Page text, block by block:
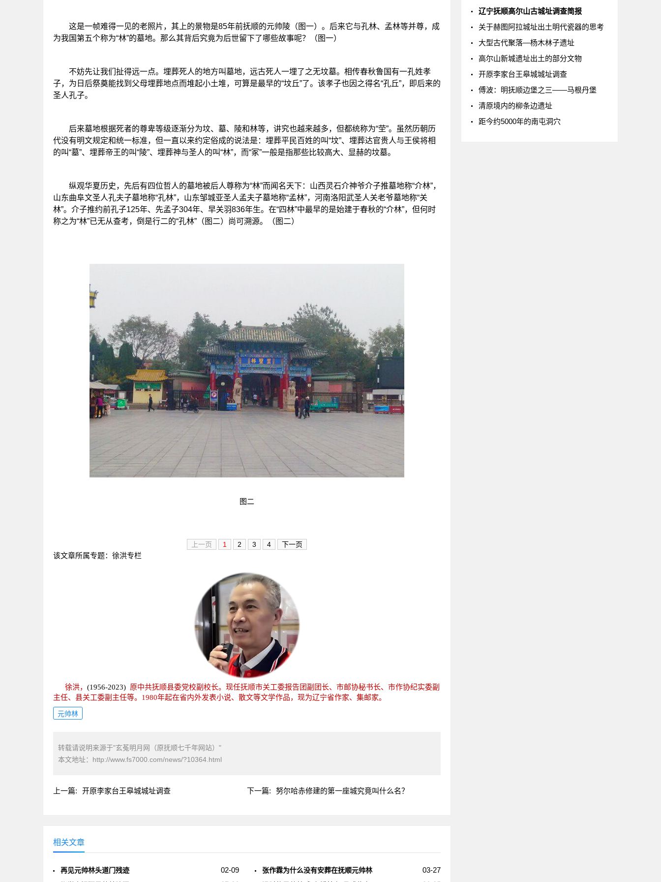
这是一帧难得一见的老照片，其上的景物是85年前抚顺的元帅陵（图一）。后来它与孔林、孟林等并尊，成
为我国第五个称为“林”的墓地。那么其背后究竟为后世留下了哪些故事呢？（图一）
不妨先让我们扯得远一点。埋葬死人的地方叫墓地，远古死人一埋了之无坟墓。相传春秋鲁国有一孔姓孝
子，为日后祭奠能找到父母埋葬地点而堆起小土堆，可算是最早的“坟丘”了。该孝子也因之得名“孔丘”，即后来的
圣人孔子。
后来墓地根据死者的尊卑等级逐渐分为坟、墓、陵和林等，讲究也越来越多，但都统称为“茔”。虽然历朝历
代没有明文规定和统一标准，但一直以来约定俗成的说法是：埋葬平民百姓的叫“坟”、埋葬达官贵人与王侯将相
的叫“墓”、埋葬帝王的叫“陵”、埋葬神与圣人的叫“林”，而“冢”一般是指那些比较高大、显赫的坟墓。
纵观华夏历史，先后有四位哲人的墓地被后人尊称为“林”而闻名天下：山西灵石介神爷介子推墓地称“介林”，
山东曲阜文圣人孔夫子墓地称“孔林”，山东邹城亚圣人孟夫子墓地称“孟林”，河南洛阳武圣人关老爷墓地称“关
林”。介子推约前孔子125年、先孟子304年、早关羽836年生。在“四林”中最早的是始建于春秋的“介林”，但何时
称之为“林”已无从查考，倒是行二的“孔林”（图二）尚可溯源。（图二）
图二
上一页 1 2 3 4 下一页
该文章所属专题： 徐洪专栏
徐洪， (1956-2023) 原中共抚顺县委党校副校长。现任抚顺市关工委报告团副团长、市邮协秘书长、市作协纪实委副
主任、县关工委副主任等。1980年起在省内外发表小说、散文等文学作品，现为辽宁省作家、集邮家。
元帅林
转载请说明来源于"玄菟明月网（原抚顺七千年网站）"
本文地址： http://www.fs7000.com/news/?10364.html
上一篇: 开原李家台王皋城城址调查 下一篇: 努尔哈赤修建的第一座城究竟叫什么名？
相关文章
02-09
再见元帅林头道门残迹 03-27
张作霖为什么没有安葬在抚顺元帅林
辽宁抚顺高尔山古城址调查简报
关于赫图阿拉城址出土明代瓷器的思考
大型古代聚落—杨木林子遗址
高尔山新城遗址出土的部分文物
开原李家台王皋城城址调查
傅波：明抚顺边堡之三——马根丹堡
清原境内的柳条边遗址
距今约5000年的南屯洞穴